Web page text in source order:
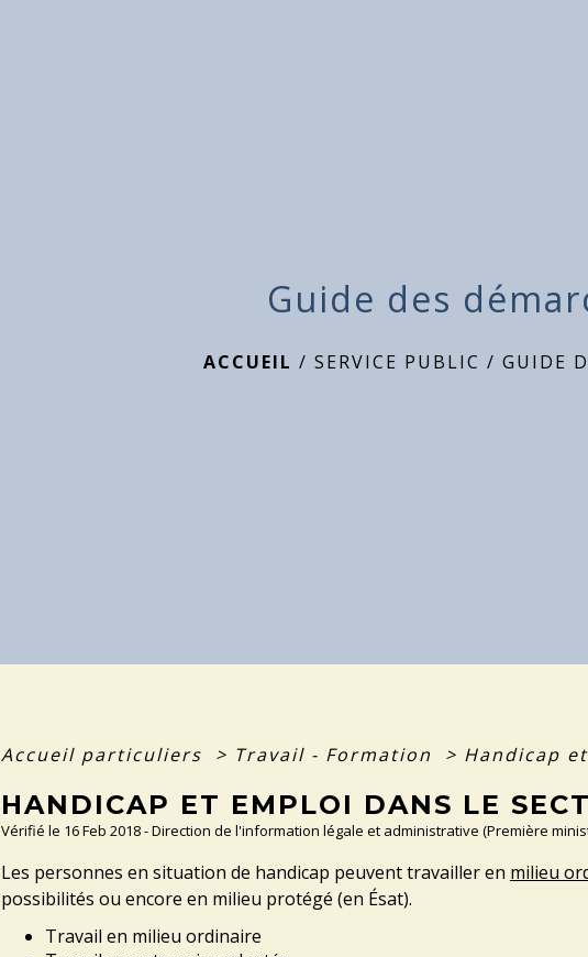
Guide des
ACCUEIL /SERVICE PUBLIC /GUIDE
Accueil particuliers > Travail - Formation > Handicap
HANDICAP ET EMPLOI DANS LE
Vérifié le 16 Feb 2018 - Direction de l'information légale et administrative (Première
Les personnes en situation de handicap peuvent travailler en milieu
possibilités ou encore en milieu protégé (en Ésat).
Travail en milieu ordinaire